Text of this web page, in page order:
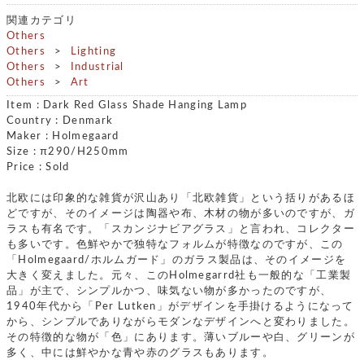
関連カテゴリ
Others
Others
Lighting
Others
Industrial
Others
Art
Item : Dark Red Glass Shade Hanging Lamp
Country : Denmark
Maker : Holmegaard
Size : π290/H250mm
Price : Sold
北欧には印象的な雑貨が沢山あり「北欧雑貨」という括りがあるほ
どですが、そのイメージは陶器や布、木材の物が多いのですが、ガ
ラスも有名です。「スカンジナビアグラス」と言われ、コレクター
も多いです。色鮮やかで独特なフォルムが特徴なのですが、この
「Holmegaard/ホルムガード」のガラス製品は、そのイメージを
大きく変えました。元々、このHolmegarrd社も一般的な「工業製
品」が主で、シンプルかつ、味気ない物が多かったのですが、
1940年代から「Per Lutken」がデザインを手掛けるようになって
から、シンプルでありながらモダンなデザインへと変わりました。
その特徴的な物が「色」にあります。薄いブルーや白、グリーンが
多く、中には鮮やかな青や赤のグラスもあります。